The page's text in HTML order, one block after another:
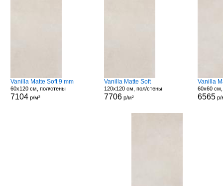
Vanilla Matte Soft 9 mm
60x120 см, пол/стены
7104р/м²
Vanilla Matte Soft
120x120 см, пол/стены
7706 р/м²
Vanilla
60x60
6565 р/